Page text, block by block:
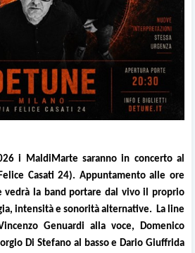
i MaldiMarte saranno in concerto al
Casati 24). Appuntamento alle ore
vedrà la band portare dal vivo il proprio
intensità e sonorità alternative. La line
Genuardi alla voce, Domenico
Di Stefano al basso e Dario Giuffrida